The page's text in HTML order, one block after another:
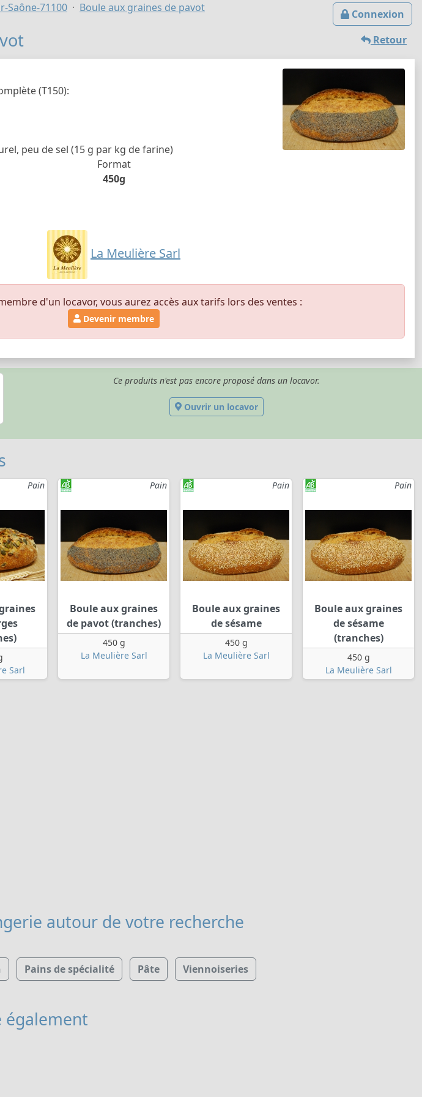
Connexion
Saône-71100 Boule aux graines de pavot
Retour
(T150):
peu de sel (15 g par kg de farine)
Format
450g
La Meulière Sarl
d'un locavor, vous aurez accès aux tarifs lors des ventes :
Devenir membre
Ce produits n'est pas encore proposé dans un locavor.
Ouvrir un locavor
Pain
Sarl
Pain
Boule aux graines
de pavot (tranches)
450 g
La Meulière Sarl
Pain
Boule aux graines
de sésame
450 g
La Meulière Sarl
Pain
Boule aux graines
de sésame
(tranches)
450 g
La Meulière Sarl
autour de votre recherche
Pains de spécialité Pâte Viennoiseries
également